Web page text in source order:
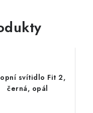
svítidlo Fit 2,
černá, opál